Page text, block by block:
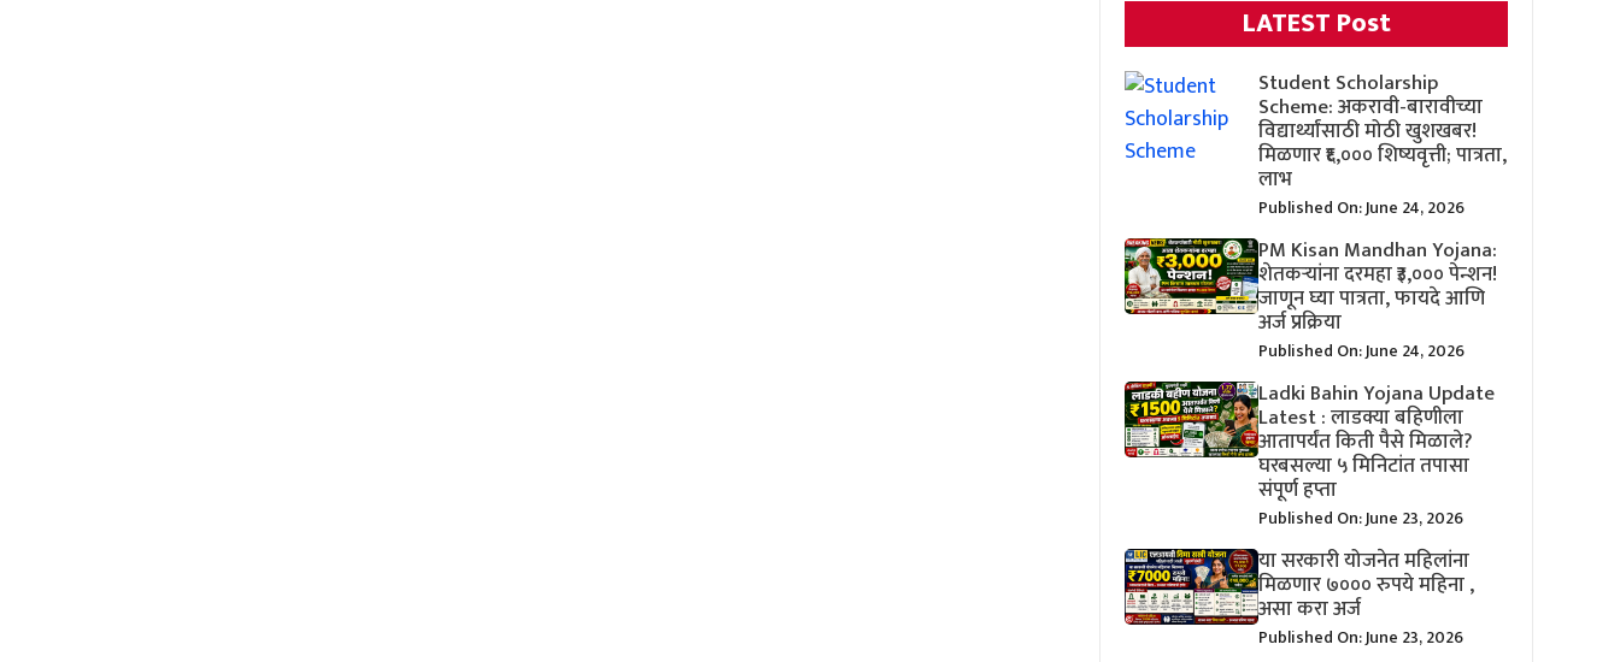
LATEST Post
Student Scholarship
Scheme: अकरावी-बारावीच्या
विद्यार्थ्यांसाठी मोठी खुशखबर!
मिळणार ₹६,००० शिष्यवृत्ती; पात्रता,
लाभ
Published On: June 24, 2026
PM Kisan Mandhan Yojana:
शेतकऱ्यांना दरमहा ₹३,००० पेन्शन!
जाणून घ्या पात्रता, फायदे आणि
अर्ज प्रक्रिया
Published On: June 24, 2026
Ladki Bahin Yojana Update
Latest : लाडक्या बहिणीला
आतापर्यंत किती पैसे मिळाले?
घरबसल्या ५ मिनिटांत तपासा
संपूर्ण हप्ता
Published On: June 23, 2026
या सरकारी योजनेत महिलांना
मिळणार ७००० रुपये महिना ,
असा करा अर्ज
Published On: June 23, 2026